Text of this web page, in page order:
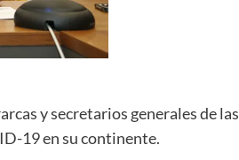
y secretarios generales de las
19 en su continente.